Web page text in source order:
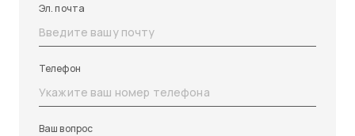
Эл. почта
Телефон
Ваш вопрос